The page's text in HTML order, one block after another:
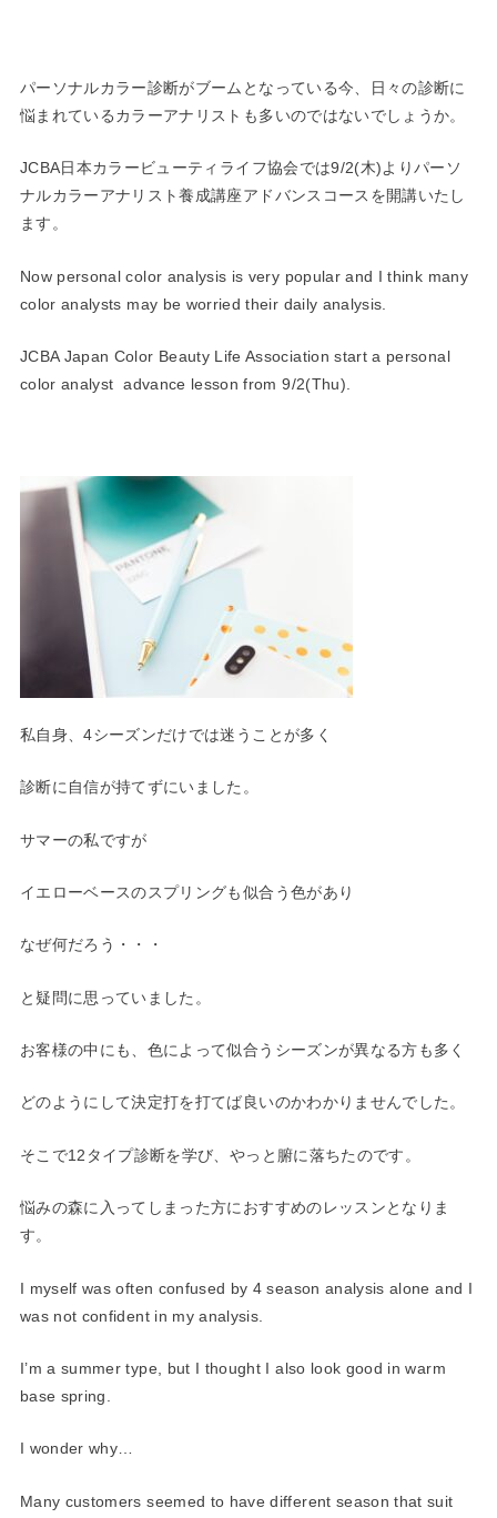
パーソナルカラー診断がブームとなっている今、日々の診断に
悩まれているカラーアナリストも多いのではないでしょうか。
JCBA日本カラービューティライフ協会では9/2(木)よりパーソ
ナルカラーアナリスト養成講座アドバンスコースを開講いた し
ます。
Now personal color analysis is very popular and I think many
color analysts may be worried their daily analysis.
JCBA Japan Color Beauty Life Association start a personal
color analyst advance lesson from 9/2(Thu).
私自身、4シーズンだけでは迷うことが多く
診断に自信が持てずにいました。
サマーの私ですが
イエローベースのスプリングも似合う色があり
なぜ何だろう・・・
と疑問に思っていました。
お客様の中にも、色によって似合うシーズンが異なる方も多く
どのようにして決定打を打てば良いのかわかりませんでした。
そこで12タイプ診断を学び、やっと腑に落ちたのです。
悩みの森に入ってしまった方におすすめのレッスンとなりま
す。
I myself was often confused by 4 season analysis alone and I
was not confident in my analysis.
I’m a summer type, but I thought I also look good in warm
base spring.
I wonder why…
Many customers seemed to have different season that suit